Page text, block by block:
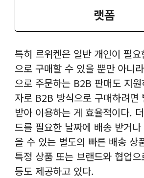
랫폼
특히 르위켄은 일반 개인이 필
으로 구매할 수 있을 뿐만 아니
으로 주문하는 B2B 판매도 지
자로 B2B 방식으로 구매하려면
받아 이용하는 게 효율적이다.
드를 필요한 날짜에 배송 받거
을 수 있는 별도의 빠른 배송 상
특정 상품 또는 브랜드와 협업
등도 제공하고 있다.